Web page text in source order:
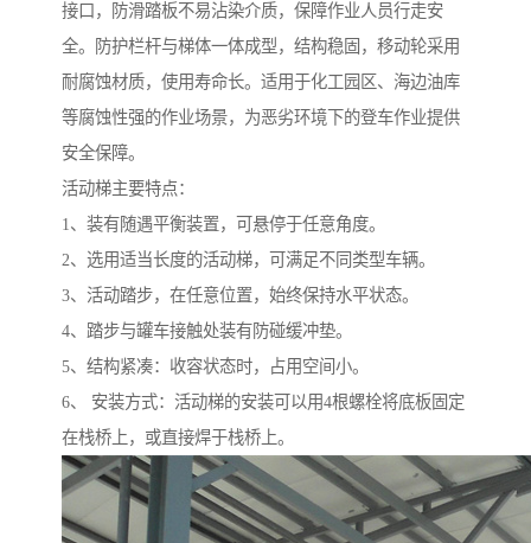
接口，防滑踏板不易沾染介质，保障作业人员行走安
全。防护栏杆与梯体一体成型，结构稳固，移动轮采用
耐腐蚀材质，使用寿命长。适用于化工园区、海边油库
等腐蚀性强的作业场景，为恶劣环境下的登车作业提供
安全保障。
活动梯主要特点：
1、装有随遇平衡装置，可悬停于任意角度。
2、选用适当长度的活动梯，可满足不同类型车辆。
3、活动踏步，在任意位置，始终保持水平状态。
4、踏步与罐车接触处装有防碰缓冲垫。
5、结构紧凑：收容状态时，占用空间小。
6、 安装方式：活动梯的安装可以用4根螺栓将底板固定
在栈桥上，或直接焊于栈桥上。